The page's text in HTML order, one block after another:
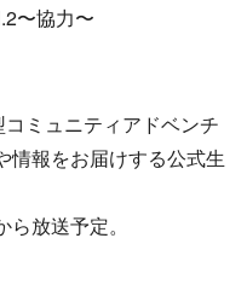
〜協力〜
ミュニティアドベンチ
情報をお届けする公式生
放送予定。